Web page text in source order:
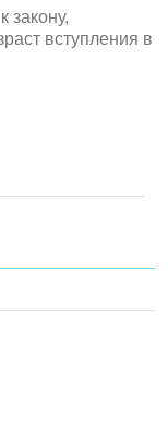
закону,
вступления в